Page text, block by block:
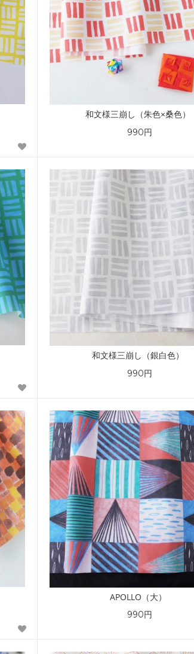
和文様三崩し（朱色×桑色）
990円
和文様三崩し（銀白色）
990円
APOLLO（大）
990円